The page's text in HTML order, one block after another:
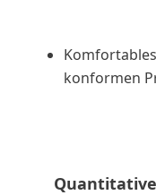
konformen